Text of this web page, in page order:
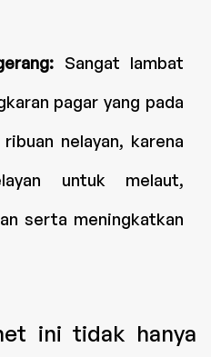
Sangat lambat
pagar yang pada
nelayan, karena
untuk melaut,
serta meningkatkan
ini tidak hanya